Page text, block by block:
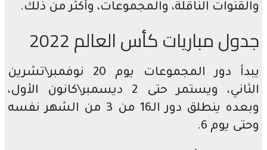
الناقلة، والمجموعات، وأكثر من ذلك.
مباريات كأس العالم 2022
يبدأ دور المجموعات يوم 20 نوفمبر\تشرين
الثاني، ويستمر حتى 2 ديسمبر\كانون الأول،
وبعده ينطلق دور الـ16 من 3 من الشهر نفسه
يوم 6.